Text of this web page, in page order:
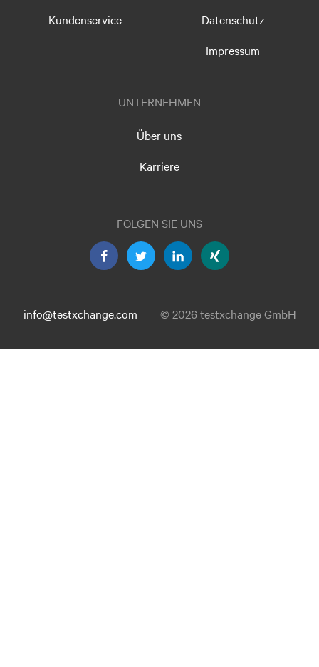
Kundenservice
Datenschutz
Impressum
UNTERNEHMEN
Über uns
Karriere
FOLGEN SIE UNS
info@testxchange.com © 2026 testxchange GmbH